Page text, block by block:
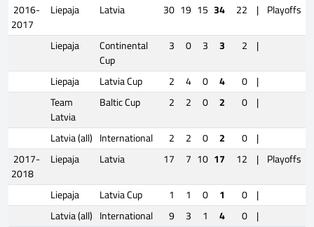
2016-
2017
Liepaja Latvia 30 19 15 34 22 | Playoffs
Liepaja
Continental
Cup
3 0 3 3 2 |
Liepaja
Latvia Cup 2 4 0 4 0 |
Team
Latvia
Baltic Cup 2 2 0 2 0 |
Latvia (all) International 2 2 0 2 0 |
2017-
2018
Liepaja Latvia 17 7 10 17 12 | Playoffs
Liepaja
Latvia Cup 1 1 0 1 0 |
Latvia (all) International 9 3 1 4 0 |